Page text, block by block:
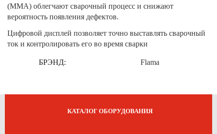
(ММА) облегчают сварочный процесс и снижают
вероятность появления дефектов.
Цифровой дисплей позволяет точно выставлять сварочный
ток и контролировать его во время сварки
БРЭНД: Flama
КАТАЛОГ ОБОРУДОВАНИЯ